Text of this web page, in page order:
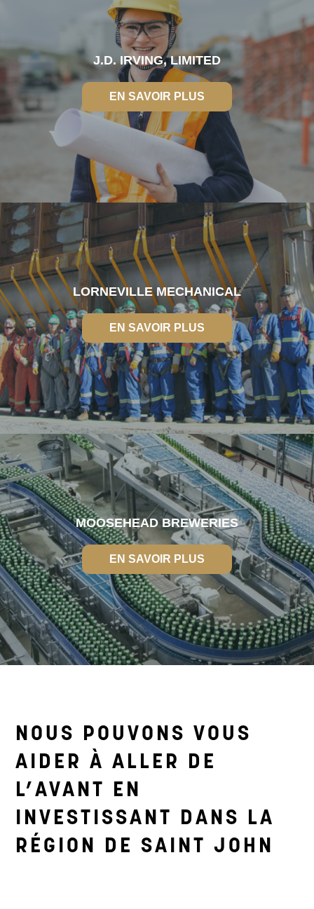
J.D. IRVING, LIMITED
EN SAVOIR PLUS
EN SAVOIR PLUS
LORNEVILLE MECHANICAL
EN SAVOIR PLUS
EN SAVOIR PLUS
MOOSEHEAD BREWERIES
EN SAVOIR PLUS
EN SAVOIR PLUS
NOUS POUVONS VOUS
AIDER À ALLER DE
L’AVANT EN
INVESTISSANT DANS LA
RÉGION DE SAINT JOHN